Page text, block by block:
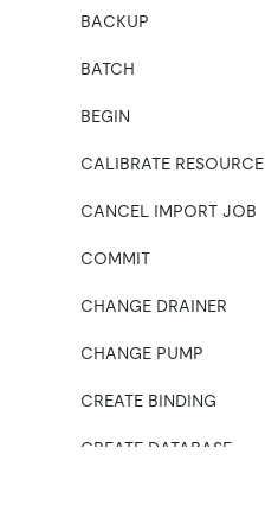
BACKUP
BATCH
BEGIN
CALIBRATE RESOURCE
CANCEL IMPORT JOB
COMMIT
CHANGE DRAINER
CHANGE PUMP
CREATE BINDING
CREATE DATABASE